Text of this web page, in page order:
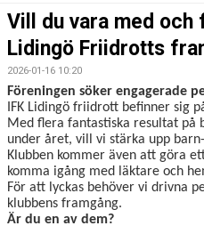
Vill du vara med och
Lidingö Friidrotts
2026-01-16 10:20
Föreningen söker engagerade
IFK Lidingö friidrott befinner sig
Med flera fantastiska resultat på
under året, vill vi stärka upp
Klubben kommer även att göra
komma igång med läktare och
För att lyckas behöver vi drivna
klubbens framgång.
Är du en av dem?